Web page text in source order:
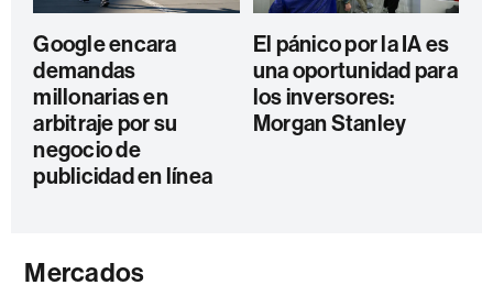
Google encara
demandas
millonarias en
arbitraje por su
negocio de
publicidad en línea
El pánico por la IA es
una oportunidad para
los inversores:
Morgan Stanley
Mercados